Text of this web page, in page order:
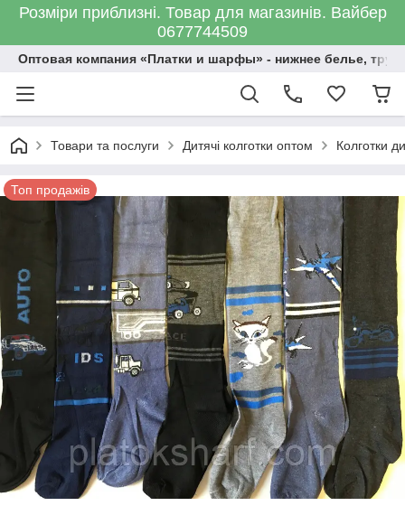
Розміри приблизні. Товар для магазинів. Вайбер
0677744509
Оптовая компания «Платки и шарфы» - нижнее белье,
Товари та послуги Дитячі колготки оптом Колготки
Топ продажів